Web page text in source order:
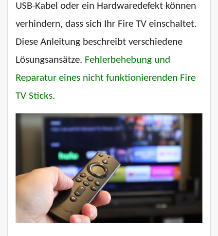
USB-Kabel oder ein Hardwaredefekt können
verhindern, dass sich Ihr Fire TV einschaltet.
Diese Anleitung beschreibt verschiedene
Lösungsansätze. Fehlerbehebung und
Reparatur eines nicht funktionierenden Fire
TV Sticks.